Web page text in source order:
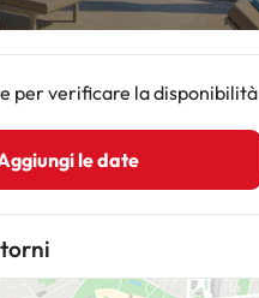
per verificare la disponibilità
le date